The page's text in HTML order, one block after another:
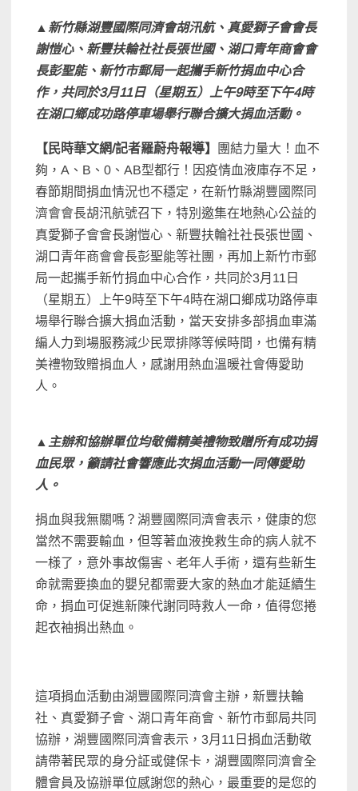
▲新竹縣湖豐國際同濟會胡汛航、真愛獅子會會長
謝愷心、新豐扶輪社社長張世國、湖口青年商會會
長彭聖能、新竹市郵局一起攜手新竹捐血中心合
作，共同於3月11日（星期五）上午9時至下午4時
在湖口鄉成功路停車場舉行聯合擴大捐血活動。
【民時華文網/記者羅蔚舟報導】
團結力量大！血不
夠，A、B、0、AB型都行！因疫情血液庫存不足，
春節期間捐血情況也不穩定，在新竹縣湖豐國際同
濟會會長胡汛航號召下，特別邀集在地熱心公益的
真愛獅子會會長謝愷心、新豐扶輪社社長張世國、
湖口青年商會會長彭聖能等社團，再加上新竹市郵
局一起攜手新竹捐血中心合作，共同於3月11日
（星期五）上午9時至下午4時在湖口鄉成功路停車
場舉行聯合擴大捐血活動，當天安排多部捐血車滿
編人力到場服務減少民眾排隊等候時間，也備有精
美禮物致贈捐血人，感謝用熱血溫暖社會傳愛助
人。
▲主辦和協辦單位均敬備精美禮物致贈所有成功捐
血民眾，籲請社會響應此次捐血活動一同傳愛助
人。
捐血與我無關嗎？湖豐國際同濟會表示，健康的您
當然不需要輸血，但等著血液挽救生命的病人就不
一様了，意外事故傷害、老年人手術，還有些新生
命就需要換血的嬰兒都需要大家的熱血才能延續生
命，捐血可促進新陳代謝同時救人一命，值得您捲
起衣袖捐出熱血。
這項捐血活動由湖豐國際同濟會主辦，新豐扶輪
社、真愛獅子會、湖口青年商會、新竹市郵局共同
協辦，湖豐國際同濟會表示，3月11日捐血活動敬
請帶著民眾的身分証或健保卡，湖豐國際同濟會全
體會員及協辦單位感謝您的熱心，最重要的是您的